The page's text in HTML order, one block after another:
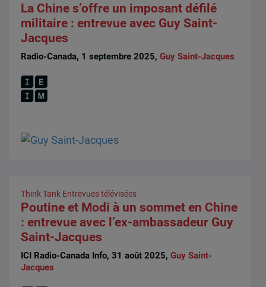
La Chine s’offre un imposant défilé
militaire : entrevue avec Guy Saint-
Jacques
Radio-Canada, 1 septembre 2025,Guy Saint-Jacques
Think Tank Entrevues télévisées
Poutine et Modi à un sommet en Chine
: entrevue avec l’ex-ambassadeur Guy
Saint-Jacques
ICI Radio-Canada Info, 31 août 2025,Guy Saint-
Jacques